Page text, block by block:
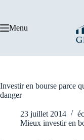
Menu
Investir en bourse parce
danger
23 juillet 2014
Mieux investir en